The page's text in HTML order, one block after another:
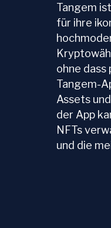
Tangem
für ihre
ohne
Tangem-
Assets
der App
NFTs
und die